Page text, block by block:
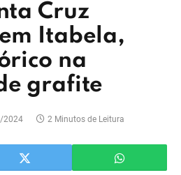
Cruz
Itabela,
na
grafite
2024 2 Minutos de Leitura